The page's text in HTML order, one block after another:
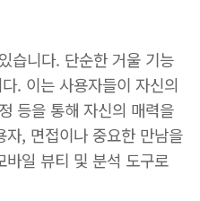
습니다. 단순한 거울 기능
. 이는 사용자들이 자신의
등을 통해 자신의 매력을
, 면접이나 중요한 만남을
일 뷰티 및 분석 도구로